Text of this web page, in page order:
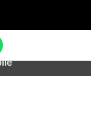
in
class-bots.php